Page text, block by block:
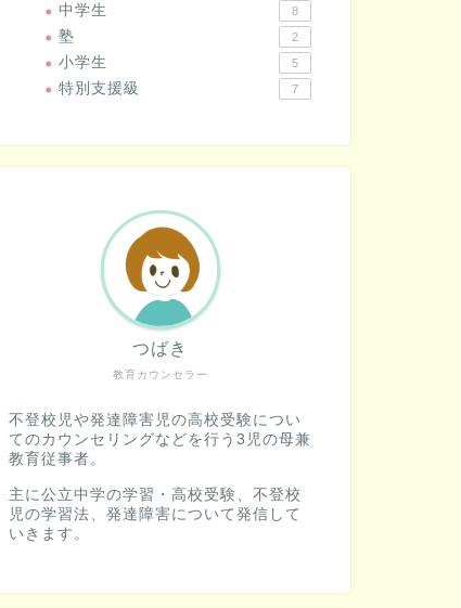
中学生 8
塾 2
小学生 5
特別支援級 7
教育カウンセラー
つばき
不登校児や発達障害児の高校受験につい
てのカウンセリングなどを行う3児の母兼
教育従事者。
主に公立中学の学習・高校受験、不登校
児の学習法、発達障害について発信して
いきます。